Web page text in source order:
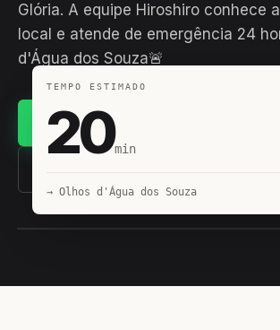
Glória. A equipe Hiroshiro conhece
local e atende de emergência 24
d'Água dos Souza🚨
(11) 93407-8838
TEMPO ESTIMADO
20min
→ Olhos d'Água dos Souza